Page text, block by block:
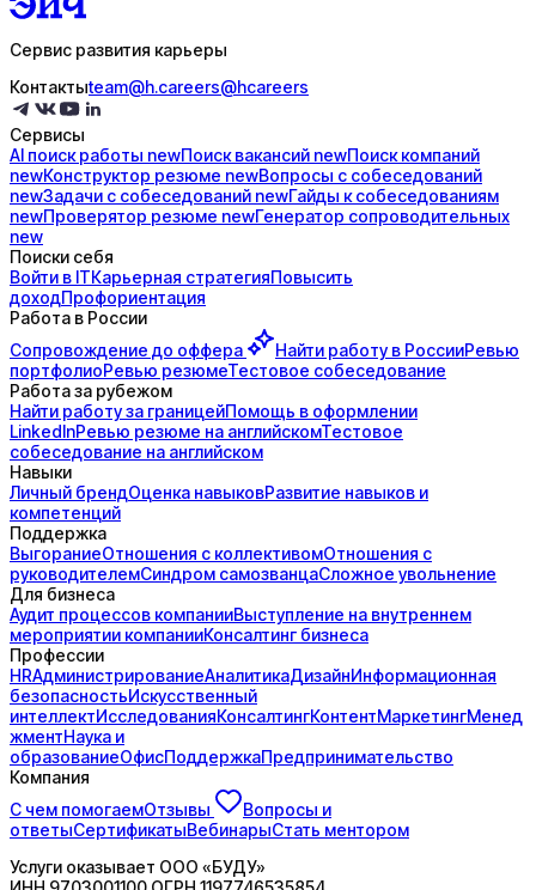
Сервис развития карьеры
Контактыteam@h.careers@hcareers
Сервисы
AI поискработы newПоисквакансий newПоисккомпаний
newКонструктор резюме newВопросы с собеседований
newЗадачи с собеседований newГайды ксобеседованиям
newПроверятор резюме newГенератор сопроводительных
new
Поиски себя
Войти в ITКарьерная стратегияПовысить
доходПрофориентация
Работа в России
Сопровождение до оффера Найти работу в РоссииРевью
портфолиоРевью резюмеТестовое собеседование
Работа за рубежом
Найти работу за границейПомощь в оформлении
LinkedInРевью резюме на английскомТестовое
собеседование на английском
Навыки
Личный брендОценка навыковРазвитие навыков и
компетенций
Поддержка
ВыгораниеОтношения с коллективомОтношения с
руководителемСиндром самозванцаСложное увольнение
Для бизнеса
Аудит процессов компанииВыступление на внутреннем
мероприятии компанииКонсалтинг бизнеса
Профессии
HRАдминистрированиеАналитикаДизайнИнформационная
безопасностьИскусственный
интеллектИсследованияКонсалтингКонтентМаркетингМенед
жментНаука и
образованиеОфисПоддержкаПредпринимательство
Компания
С чем помогаемОтзывы
Вопросы и
ответыСертификатыВебинарыСтать ментором
Услуги оказывает ООО «БУДУ»